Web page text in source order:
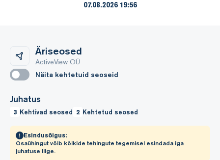
07.08.2026 19:56
Äriseosed
ActiveView OÜ
Näita kehtetuid seoseid
Juhatus
3 Kehtivad seosed 2 Kehtetud seosed
Esindusõigus:
Osaühingut võib kõikide tehingute tegemisel esindada iga
juhatuse liige.